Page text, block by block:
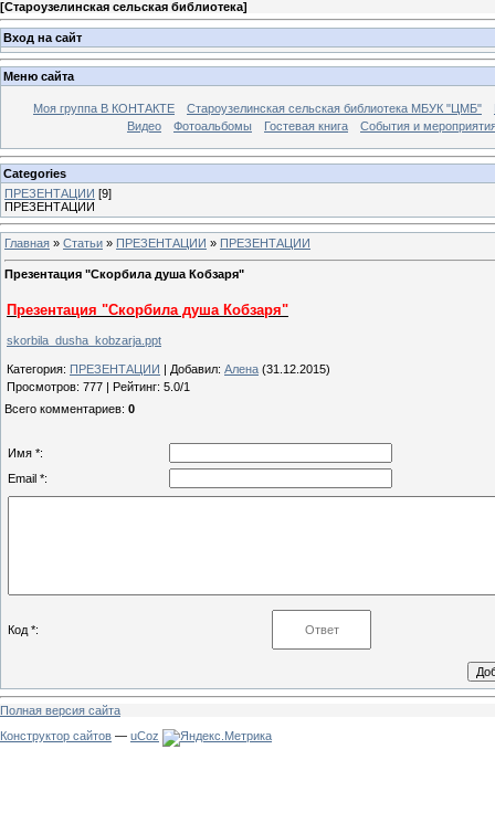
[Староузелинская сельская библиотека]
Вход на сайт
Меню сайта
Моя группа В КОНТАКТЕ Староузелинская сельская библиотека МБУК "ЦМБ"
Видео
Фотоальбомы Гостевая книга События и
Categories
ПРЕЗЕНТАЦИИ [9]
ПРЕЗЕНТАЦИИ
Главная » Статьи » ПРЕЗЕНТАЦИИ » ПРЕЗЕНТАЦИИ
Презентация "Скорбила душа Кобзаря"
Презентация "Скорбила душа Кобзаря"
skorbila_dusha_kobzarja.ppt
Категория: ПРЕЗЕНТАЦИИ Добавил: Алена (31.12.2015)
Просмотров: 777 Рейтинг: 5.0/1
Всего комментариев: 0
Имя *:
Email *:
Код *:
Полная версия сайта
Конструктор сайтов — uCoz